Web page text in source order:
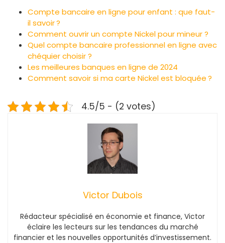
Compte bancaire en ligne pour enfant : que faut-
il savoir ?
Comment ouvrir un compte Nickel pour mineur ?
Quel compte bancaire professionnel en ligne avec
chéquier choisir ?
Les meilleures banques en ligne de 2024
Comment savoir si ma carte Nickel est bloquée ?
4.5/5 - (2 votes)
Victor Dubois
Rédacteur spécialisé en économie et finance, Victor
éclaire les lecteurs sur les tendances du marché
financier et les nouvelles opportunités d’investissement.